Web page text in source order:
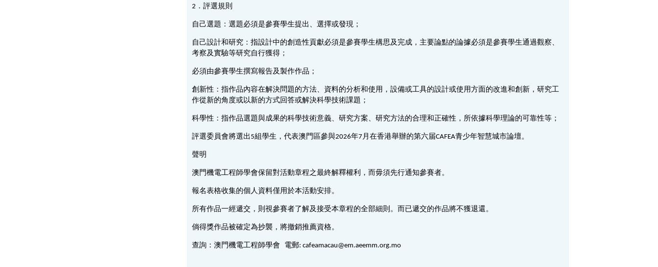
2．評選規則
自己選題：選題必須是參賽學生提出、選擇或發現；
自己設計和研究：指設計中的創造性貢獻必須是參賽學生構思及完成，主要論點的論據必須是參賽學生通過觀察、
考察及實驗等研究自行獲得；
必須由參賽學生撰寫報告及製作作品；
創新性：指作品內容在解決問題的方法、資料的分析和使用，設備或工具的設計或使用方面的改進和創新，研究工
作從新的角度或以新的方式回答或解決科學技術課題；
科學性：指作品選題與成果的科學技術意義、研究方案、研究方法的合理和正確性，所依據科學理論的可靠性等；
評選委員會將選出5組學生，代表澳門區參與2026年7月在香港舉辦的第六届CAFEA青少年智慧城市論壇。
聲明
澳門機電工程師學會保留對活動章程之最終解釋權利，而毋須先行通知參賽者。
報名表格收集的個人資料僅用於本活動安排。
所有作品一經遞交，則視參賽者了解及接受本章程的全部細則。而已遞交的作品將不獲退還。
倘得獎作品被確定為抄襲，將撤銷推薦資格。
查詢：澳門機電工程師學會 電郵: cafeamacau@em.aeemm.org.mo